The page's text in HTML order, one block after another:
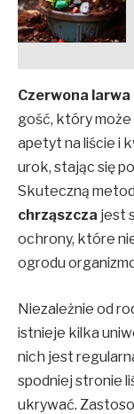
Czerwona
gość, który
apetyt na liście i
urok, stając się
Skuteczną
chrząszcza jest
ochrony, które
ogrodu
Niezależnie od
istnieje kilka
nich jest
spodniej stronie
ukrywać.